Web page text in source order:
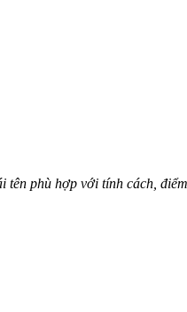
phù hợp với tính cách,